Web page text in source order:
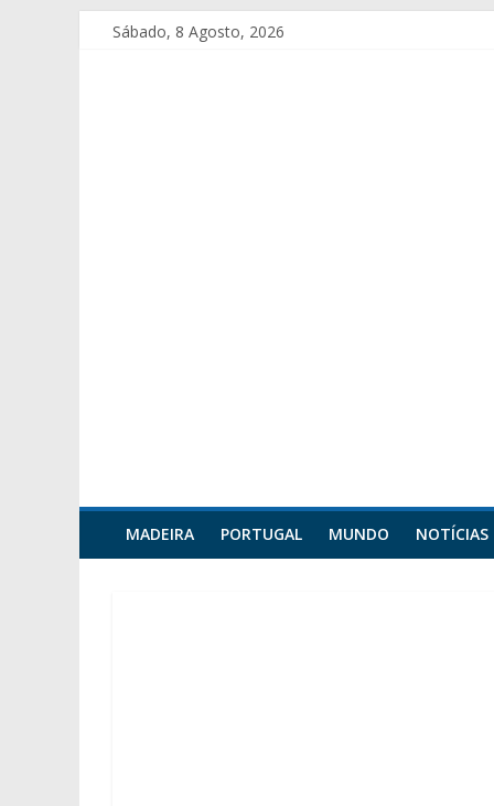
Sábado, 8 Agosto, 2026
MADEIRA PORTUGAL MUNDO NOTÍCIAS